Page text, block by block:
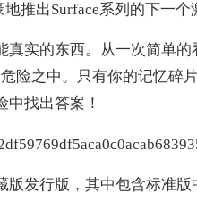
地推出Surface系列的下一
真实的东西。从一次简单
险之中。只有你的记忆碎
中找出答案！
版发行版，其中包含标准